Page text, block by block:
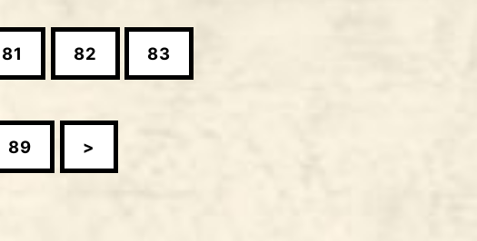
81 82 83
89 >